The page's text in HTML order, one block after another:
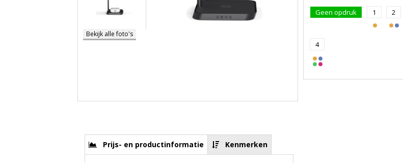
Geen opdruk
1 2
4
Bekijk alle foto's
Prijs- en productinformatie Kenmerken